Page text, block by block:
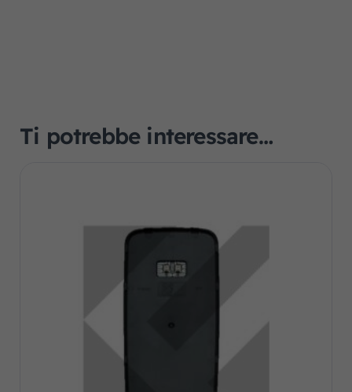
Ti potrebbe interessare…